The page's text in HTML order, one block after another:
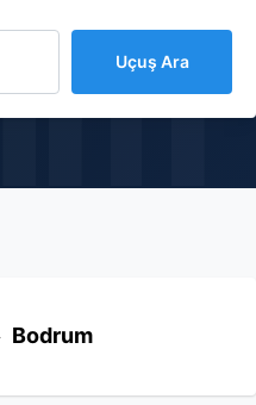
Uçuş Ara
Bodrum